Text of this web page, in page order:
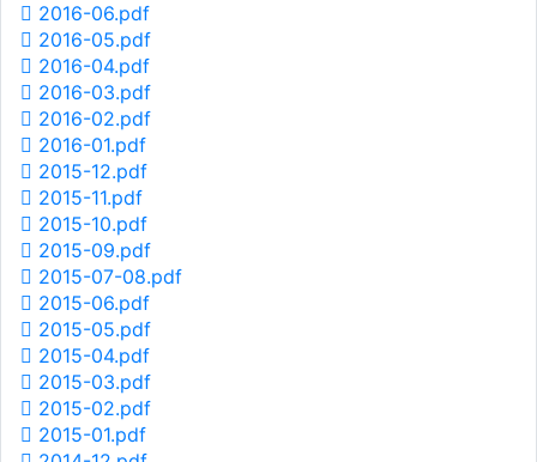
2016-06.pdf
2016-05.pdf
2016-04.pdf
2016-03.pdf
2016-02.pdf
2016-01.pdf
2015-12.pdf
2015-11.pdf
2015-10.pdf
2015-09.pdf
2015-07-08.pdf
2015-06.pdf
2015-05.pdf
2015-04.pdf
2015-03.pdf
2015-02.pdf
2015-01.pdf